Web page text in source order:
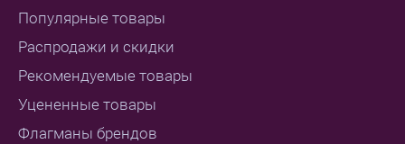
Популярные товары
Распродажи и скидки
Рекомендуемые товары
Уцененные товары
Флагманы брендов